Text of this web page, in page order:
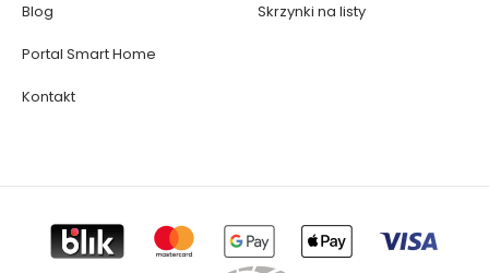
Blog
Portal Smart Home
Kontakt
Skrzynki na listy